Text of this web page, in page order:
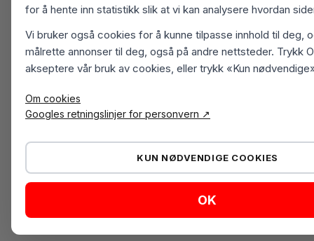
for å hente inn statistikk slik at vi kan analysere hvordan
Vi bruker også cookies for å kunne tilpasse innhold til deg,
målrette annonser til deg, også på andre nettsteder. Trykk
akseptere vår bruk av cookies, eller trykk «Kun
Om cookies
Googles retningslinjer for personvern ↗
KUN NØDVENDIGE COOKIES
OK